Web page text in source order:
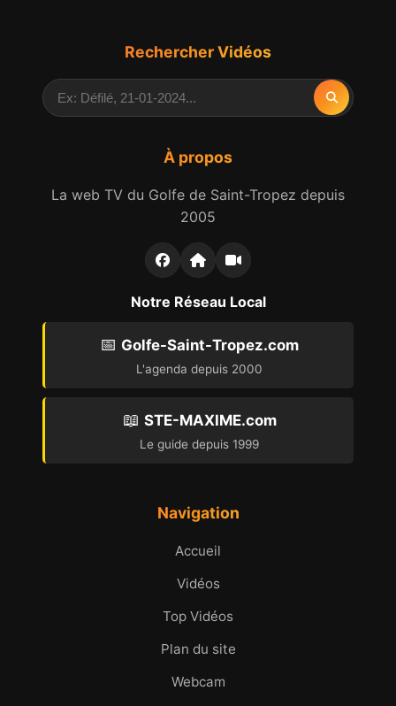
À propos
La web TV du Golfe de Saint-Tropez depuis
2005
Notre Réseau Local
📅 Golfe-Saint-Tropez.com
L'agenda depuis 2000
📖 STE-MAXIME.com
Le guide depuis 1999
Navigation
Accueil
Vidéos
Top Vidéos
Plan du site
Webcam
Rechercher Vidéos